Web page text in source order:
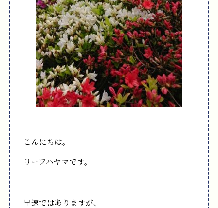
こんにちは。
リーフハヤマです。
早速ではありますが、